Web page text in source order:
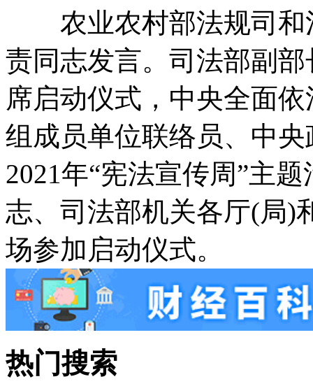
农业农村部法规司和
责同志发言。司法部副
席启动仪式，中央全面
组成员单位联络员、中
2021年“宪法宣传周”主
志、司法部机关各厅(局)
场参加启动仪式。
热门搜索